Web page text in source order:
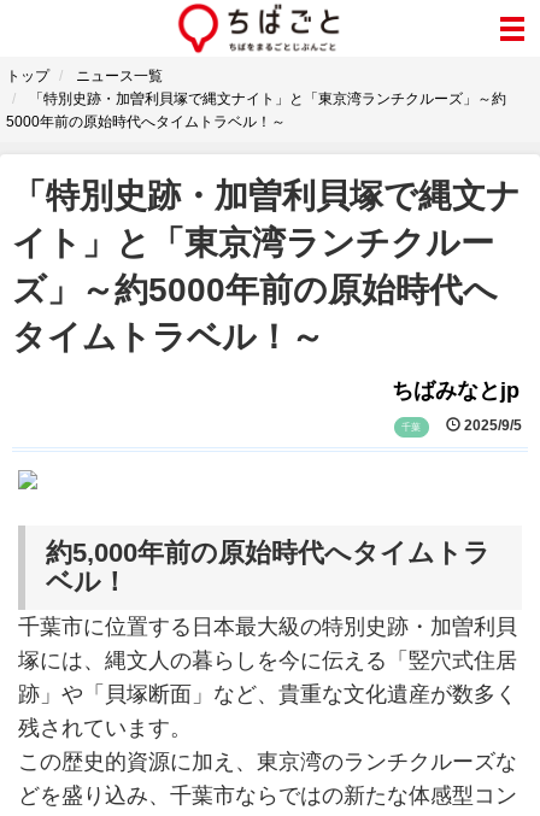
トップ
ニュース一覧
「特別史跡・加曽利貝塚で縄文ナイト」と「東京湾ランチクルーズ」～約
5000年前の原始時代へタイムトラベル！～
「特別史跡・加曽利貝塚で縄文ナ
イト」と「東京湾ランチクルー
ズ」～約5000年前の原始時代へ
タイムトラベル！～
ちばみなとjp
千葉 2025/9/5
約5,000年前の原始時代へタイムトラ
ベル！
千葉市に位置する日本最大級の特別史跡・加曽利貝
塚には、縄文人の暮らしを今に伝える「竪穴式住居
跡」や「貝塚断面」など、貴重な文化遺産が数多く
残されています。
この歴史的資源に加え、東京湾のランチクルーズな
どを盛り込み、千葉市ならではの新たな体感型コン